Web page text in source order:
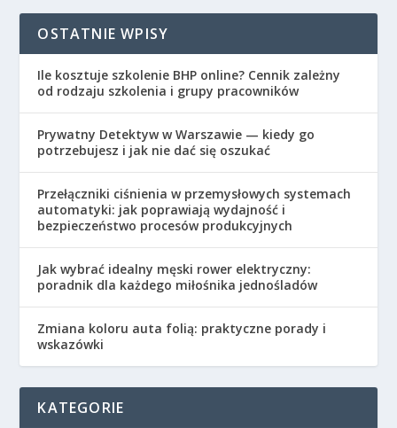
OSTATNIE WPISY
Ile kosztuje szkolenie BHP online? Cennik zależny
od rodzaju szkolenia i grupy pracowników
Prywatny Detektyw w Warszawie — kiedy go
potrzebujesz i jak nie dać się oszukać
Przełączniki ciśnienia w przemysłowych systemach
automatyki: jak poprawiają wydajność i
bezpieczeństwo procesów produkcyjnych
Jak wybrać idealny męski rower elektryczny:
poradnik dla każdego miłośnika jednośladów
Zmiana koloru auta folią: praktyczne porady i
wskazówki
KATEGORIE